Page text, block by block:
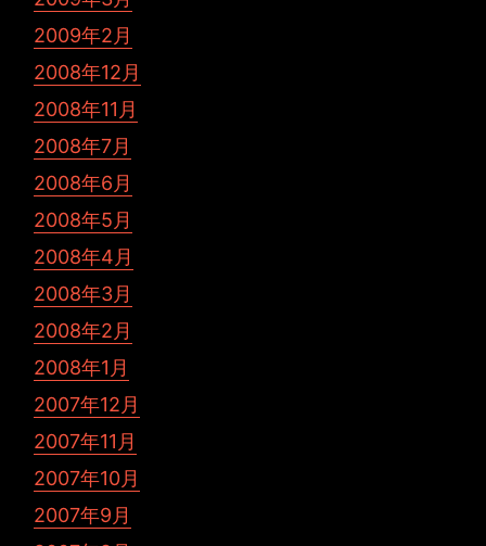
2009年2月
2008年12月
2008年11月
2008年7月
2008年6月
2008年5月
2008年4月
2008年3月
2008年2月
2008年1月
2007年12月
2007年11月
2007年10月
2007年9月